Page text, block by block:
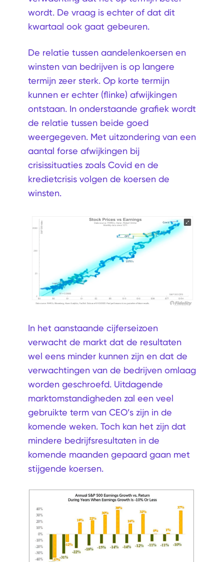
wordt. De vraag is echter of dat dit
kwartaal ook gaat gebeuren.
De relatie tussen aandelenkoersen en
winsten van bedrijven is op langere
termijn zeer sterk. Op korte termijn
kunnen er echter (flinke) afwijkingen
ontstaan. In onderstaande grafiek wordt
de relatie tussen beide goed
weergegeven. Met uitzondering van een
aantal forse afwijkingen bij
crisissituaties zoals Covid en de
kredietcrisis volgen de koersen de
winsten.
In het aanstaande cijferseizoen
verwacht de markt dat de resultaten
wel eens minder kunnen zijn en dat de
verwachtingen van de bedrijven omlaag
worden geschroefd. Uitdagende
marktomstandigheden zal een veel
gebruikte term van CEO’s zijn in de
komende weken. Toch kan het zijn dat
mindere bedrijfsresultaten in de
komende maanden gepaard gaan met
stijgende koersen.